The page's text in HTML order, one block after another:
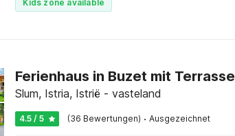
Kids zone available
Ferienhaus in Buzet mit Terrasse
Slum, Istria, Istrië - vasteland
4.5 / 5 (36 Bewertungen) · Ausgezeichnet